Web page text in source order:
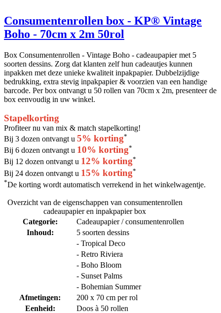
van elk cadeau een stijlvol geheel. Van wenskaarten en
cadeauzakjes tot cadeaupapier, linten en gondeldoosjes, alles is
perfect op elkaar afgestemd, zodat je eenvoudig een complete look
boho touch.
Consumentenrollen box - KP® Vintage
Boho - 70cm x 2m 50rol
Box Consumentenrollen - Vintage Boho - cadeaupapier met 5
soorten dessins. Zorg dat klanten zelf hun cadeautjes kunnen
inpakken met deze unieke kwaliteit inpakpapier. Dubbelzijdige
bedrukking, extra stevig inpakpapier & voorzien van een handige
barcode. Per box ontvangt u 50 rollen van 70cm x 2m, presenteer de
box eenvoudig in uw winkel.
Stapelkorting
Profiteer nu van mix & match stapelkorting!
Bij 3 dozen ontvangt u 5% korting*
Bij 6 dozen ontvangt u 10% korting*
Bij 12 dozen ontvangt u 12% korting*
Bij 24 dozen ontvangt u 15% korting*
*De korting wordt automatisch verrekend in het winkelwagentje.
Overzicht van de eigenschappen van consumentenrollen
cadeaupapier en inpakpapier box
Categorie:
Cadeaupapier / consumentenrollen
Inhoud:
5 soorten dessins
- Tropical Deco
- Retro Riviera
- Boho Bloom
- Sunset Palms
- Bohemian Summer
Afmetingen:
200 x 70 cm per rol
Eenheid:
Doos à 50 rollen